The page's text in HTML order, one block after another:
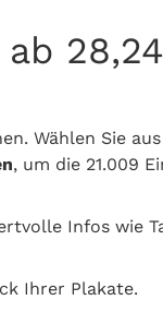
Wählen Sie aus
, um die 21.009
Infos wie
Ihrer Plakate.